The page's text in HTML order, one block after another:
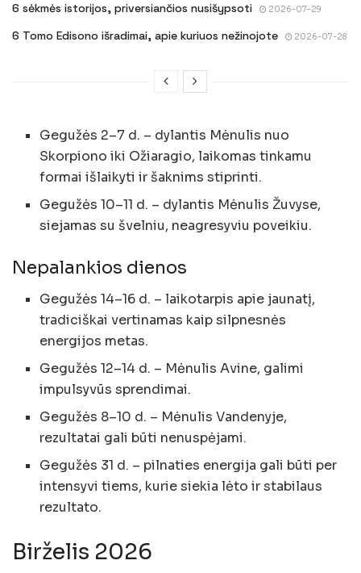
6 sėkmės istorijos, priversiančios nusišypsoti 2026-07-29
6 Tomo Edisono išradimai, apie kuriuos nežinojote 2026-07-28
Gegužės 2–7 d. – dylantis Mėnulis nuo
Skorpiono iki Ožiaragio, laikomas tinkamu
formai išlaikyti ir šaknims stiprinti.
Gegužės 10–11 d. – dylantis Mėnulis Žuvyse,
siejamas su švelniu, neagresyviu poveikiu.
Nepalankios dienos
Gegužės 14–16 d. – laikotarpis apie jaunatį,
tradiciškai vertinamas kaip silpnesnės
energijos metas.
Gegužės 12–14 d. – Mėnulis Avine, galimi
impulsyvūs sprendimai.
Gegužės 8–10 d. – Mėnulis Vandenyje,
rezultatai gali būti nenuspėjami.
Gegužės 31 d. – pilnaties energija gali būti per
intensyvi tiems, kurie siekia lėto ir stabilaus
rezultato.
Birželis 2026